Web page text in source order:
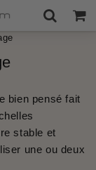
bien pensé fait
stable et
une ou deux